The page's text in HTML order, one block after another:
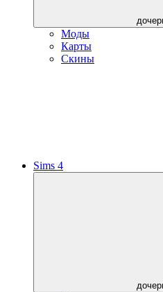
Моды
Карты
Скины
Sims 4